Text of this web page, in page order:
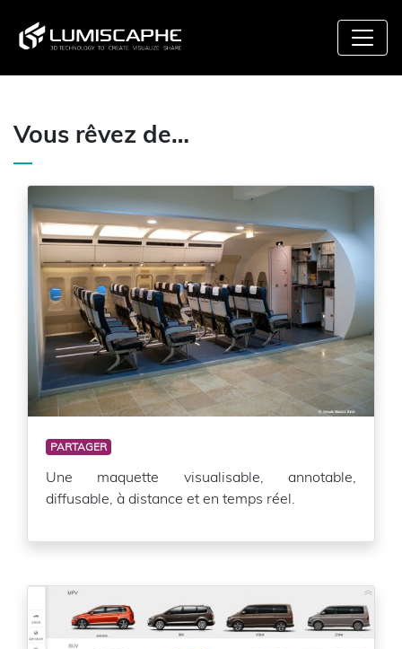
Vous rêvez de…
PARTAGER
Une maquette visualisable, annotable,
diffusable, à distance et en temps réel.